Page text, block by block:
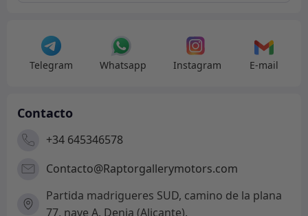
Telegram Whatsapp Instagram E-mail
Contacto
+34 645346578
Contacto@Raptorgallerymotors.com
Partida madrigueres SUD, camino de la plana
77, nave A, Denia (Alicante).